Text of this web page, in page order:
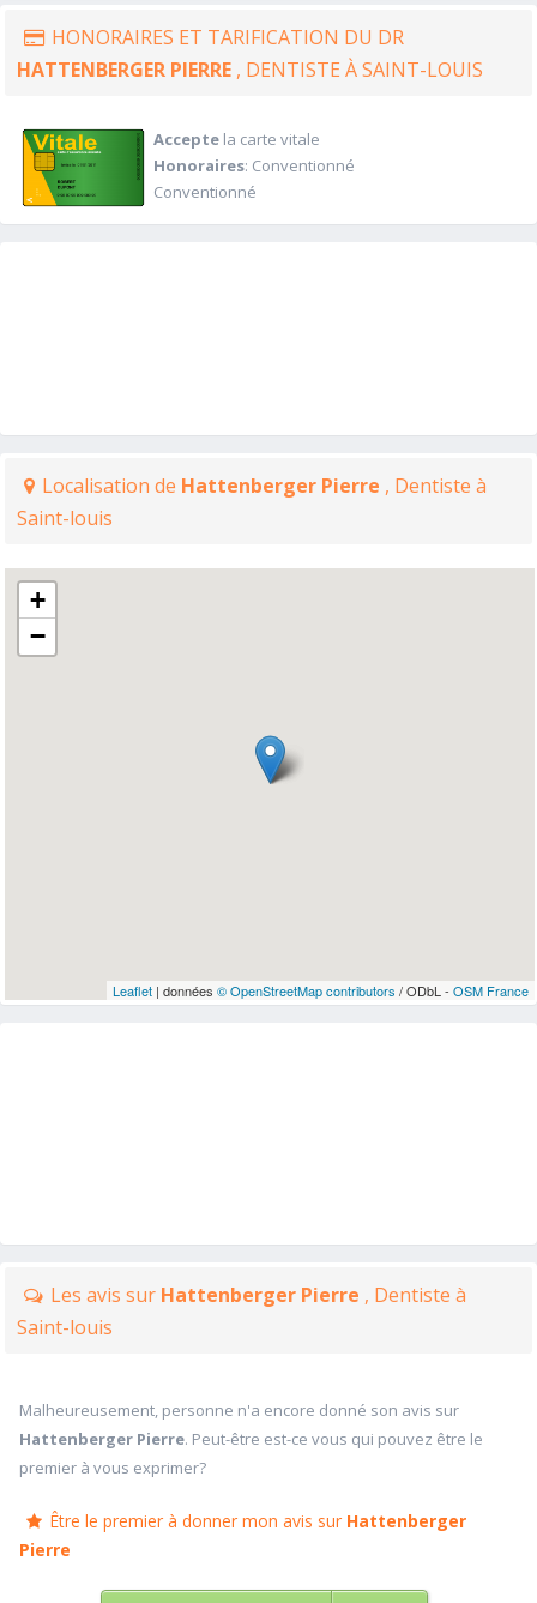
HONORAIRES ET TARIFICATION DU DR
HATTENBERGER PIERRE , DENTISTE À SAINT-LOUIS
Acceptela carte vitale
Honoraires: Conventionné
Conventionné
Localisation de Hattenberger Pierre , Dentiste à
Saint-louis
+
−
Leaflet| données © OpenStreetMap contributors / ODbL - OSM France
Les avis sur Hattenberger Pierre , Dentiste à
Saint-louis
Malheureusement, personne n'a encore donné son avis sur
Hattenberger Pierre. Peut-être est-ce vous qui pouvez être le
premier à vous exprimer?
Être le premier à donner mon avis sur Hattenberger
Pierre